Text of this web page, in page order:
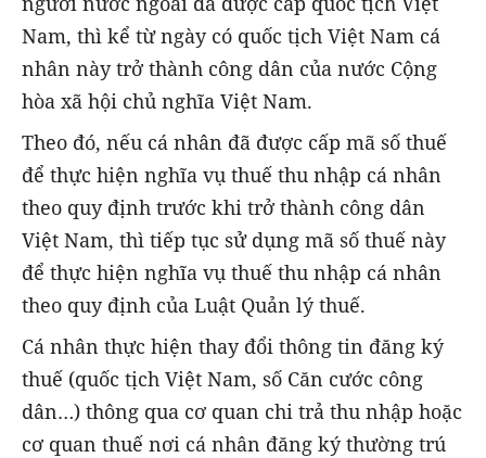
Nam, thì kể từ ngày có quốc tịch Việt Nam cá
nhân này trở thành công dân của nước Cộng
hòa xã hội chủ nghĩa Việt Nam.
Theo đó, nếu cá nhân đã được cấp mã số thuế
để thực hiện nghĩa vụ thuế thu nhập cá nhân
theo quy định trước khi trở thành công dân
Việt Nam, thì tiếp tục sử dụng mã số thuế này
để thực hiện nghĩa vụ thuế thu nhập cá nhân
theo quy định của Luật Quản lý thuế.
Cá nhân thực hiện thay đổi thông tin đăng ký
thuế (quốc tịch Việt Nam, số Căn cước công
dân…) thông qua cơ quan chi trả thu nhập hoặc
cơ quan thuế nơi cá nhân đăng ký thường trú